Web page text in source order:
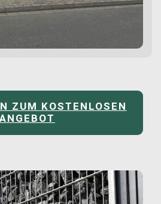
ZUM KOSTENLOSEN
ANGEBOT